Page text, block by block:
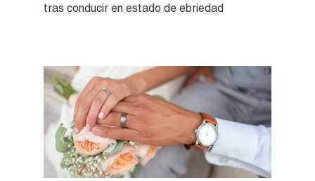
tras conducir en estado de ebriedad